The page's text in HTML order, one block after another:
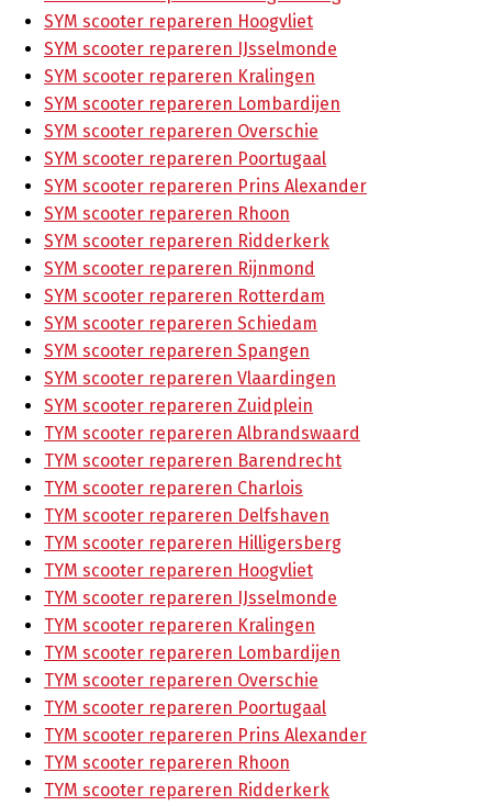
SYM scooter repareren Hoogvliet
SYM scooter repareren IJsselmonde
SYM scooter repareren Kralingen
SYM scooter repareren Lombardijen
SYM scooter repareren Overschie
SYM scooter repareren Poortugaal
SYM scooter repareren Prins Alexander
SYM scooter repareren Rhoon
SYM scooter repareren Ridderkerk
SYM scooter repareren Rijnmond
SYM scooter repareren Rotterdam
SYM scooter repareren Schiedam
SYM scooter repareren Spangen
SYM scooter repareren Vlaardingen
SYM scooter repareren Zuidplein
TYM scooter repareren Albrandswaard
TYM scooter repareren Barendrecht
TYM scooter repareren Charlois
TYM scooter repareren Delfshaven
TYM scooter repareren Hilligersberg
TYM scooter repareren Hoogvliet
TYM scooter repareren IJsselmonde
TYM scooter repareren Kralingen
TYM scooter repareren Lombardijen
TYM scooter repareren Overschie
TYM scooter repareren Poortugaal
TYM scooter repareren Prins Alexander
TYM scooter repareren Rhoon
TYM scooter repareren Ridderkerk